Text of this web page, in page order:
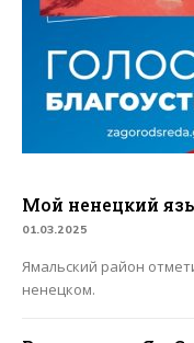
Мой ненецкий
01.03.2025
Ямальский район
ненецком.